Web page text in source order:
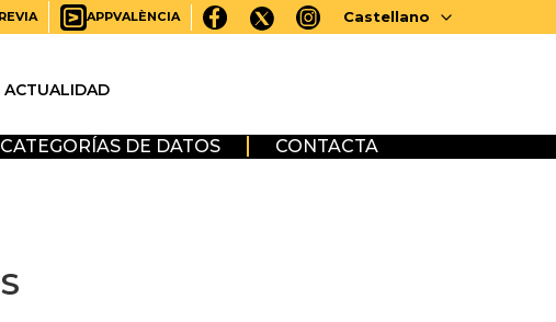
APPVALÈNCIA Castellano
ACTUALIDAD
CATEGORÍAS DE DATOS CONTACTA